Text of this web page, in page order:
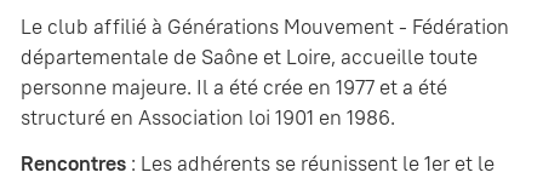
Le club affilié à Générations Mouvement - Fédération
départementale de Saône et Loire, accueille toute
personne majeure. Il a été crée en 1977 et a été
structuré en Association loi 1901 en 1986.
Rencontres : Les adhérents se réunissent le 1er et le